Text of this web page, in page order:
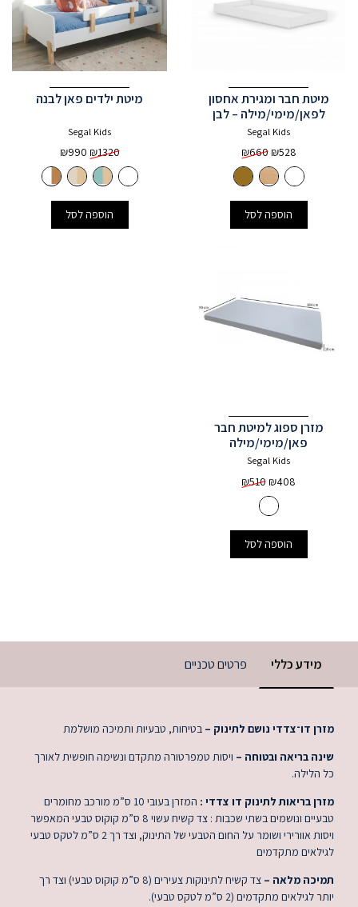
מיטת חבר ומגירת אחסון
לפאן/מימי/מילה – לבן
Segal Kids
₪528
₪660
הוספה לסל
מיטת ילדים פאן לבנה
Segal Kids
₪1320
המחיר
המקורי
היה:
₪1320.
₪990
הנוכחי
הוא:
₪990.
הוספה לסל
מזרן ספוג למיטת חבר
פאן/מימי/מילה
Segal Kids
₪408
₪510
הוספה לסל
מידע כללי פרטים טכניים
מזרן דו־צדדי נושם לתינוק – בטיחות, טבעיות ותמיכה מושלמת
שינה בריאה ובטוחה – ויסות טמפרטורה מתקדם ונשימה חופשית לאורך
כל הלילה.
מזרן בריאות לתינוק דו צדדי :
המזרן בעובי 10 ס”מ מורכב מחומרים
טבעיים ונושמים בשתי שכבות : צד קשיח עשוי 8 ס”מ קוקוס טבעי המאפשר
ויסות אוורירי ושומר על החום הטבעי של התינוק, וצד רך 2 ס”מ לטקס טבעי
לגילאים מתקדמים
תמיכה מלאה –
צד קשיח לתינוקות צעירים (8 ס”מ קוקוס טבעי) וצד רך
יותר לגילאים מתקדמים (2 ס”מ לטקס טבעי).